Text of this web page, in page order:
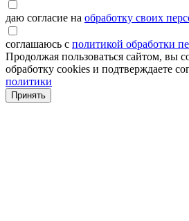
даю согласие на обработку своих
соглашаюсь с политикой обработки
Продолжая пользоваться сайтом, вы
обработку cookies и подтверждаете
политики
Принять